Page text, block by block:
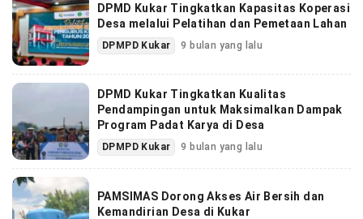
DPMD Kukar Tingkatkan Kapasitas Koperasi
Desa melalui Pelatihan dan Pemetaan Lahan
DPMPD Kukar 9 bulan yang lalu
DPMD Kukar Tingkatkan Kualitas
Pendampingan untuk Maksimalkan Dampak
Program Padat Karya di Desa
DPMPD Kukar 9 bulan yang lalu
PAMSIMAS Dorong Akses Air Bersih dan
Kemandirian Desa di Kukar